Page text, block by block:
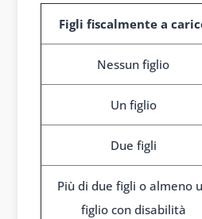
Figli fiscalmente a
Nessun figlio
Un figlio
Due figli
Più di due figli o almeno
figlio con disabilità